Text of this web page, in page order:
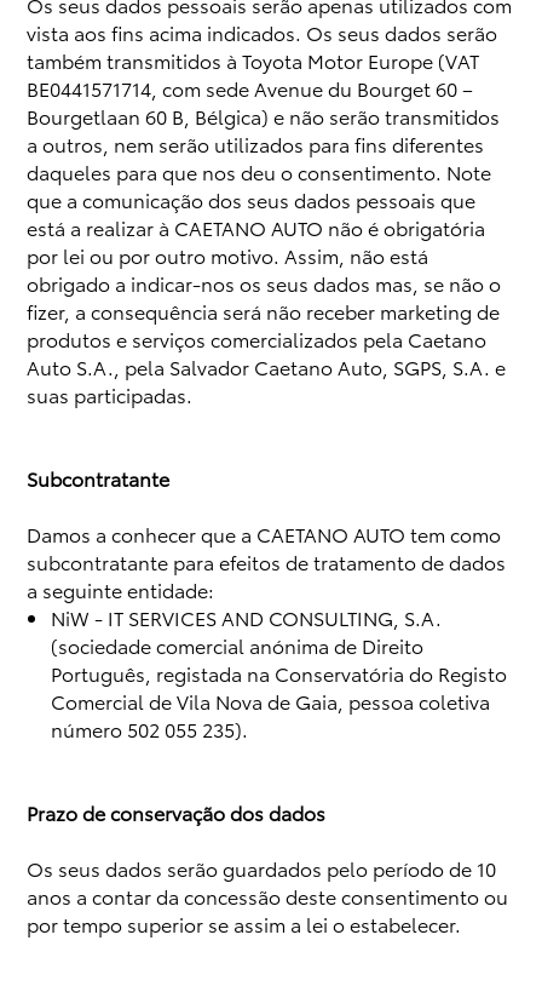
vista aos fins acima indicados. Os seus dados serão
também transmitidos à Toyota Motor Europe (VAT
BE0441571714, com sede Avenue du Bourget 60 –
Bourgetlaan 60 B, Bélgica) e não serão transmitidos
a outros, nem serão utilizados para fins diferentes
daqueles para que nos deu o consentimento. Note
que a comunicação dos seus dados pessoais que
está a realizar à CAETANO AUTO não é obrigatória
por lei ou por outro motivo. Assim, não está
obrigado a indicar-nos os seus dados mas, se não o
fizer, a consequência será não receber marketing de
produtos e serviços comercializados pela Caetano
Auto S.A., pela Salvador Caetano Auto, SGPS, S.A. e
suas participadas.
Subcontratante
Damos a conhecer que a CAETANO AUTO tem como
subcontratante para efeitos de tratamento de dados
a seguinte entidade:
NiW - IT SERVICES AND CONSULTING, S.A.
(sociedade comercial anónima de Direito
Português, registada na Conservatória do Registo
Comercial de Vila Nova de Gaia, pessoa coletiva
número 502 055 235).
Prazo de conservação dos dados
Os seus dados serão guardados pelo período de 10
anos a contar da concessão deste consentimento ou
por tempo superior se assim a lei o estabelecer.